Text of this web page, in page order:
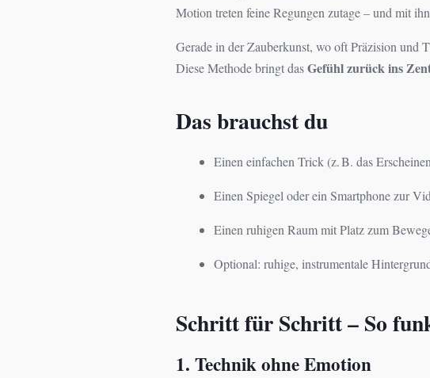
Motion treten feine Regungen zutage – und mit
Gerade in der Zauberkunst, wo oft Präzision und
Diese Methode bringt dasGefühl zurück ins
Das brauchst du
Einen einfachen Trick (z. B. das
Einen Spiegel oder ein Smartphone zur
Einen ruhigen Raum mit Platz zum
Optional: ruhige, instrumentale
Schritt für Schritt – So
1. Technik ohne Emotion